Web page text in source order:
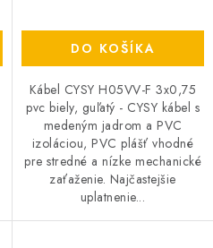
DO KOŠÍKA
Kábel CYSY H05VV-F 3x0,75
pvc biely, guľatý - CYSY kábel s
medeným jadrom a PVC
izoláciou, PVC plášť vhodné
pre stredné a nízke mechanické
zaťaženie. Najčastejšie
uplatnenie...